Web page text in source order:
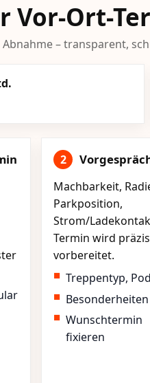
Vor-Ort-
– transparent,
2
Machbarkeit,
Parkposition,
Strom/
Termin wird
vorbereitet.
Treppentyp,
Besonderheiten
Wunschtermin
fixieren